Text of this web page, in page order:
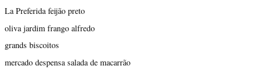
La Preferida feijão preto
oliva jardim frango alfredo
grands biscoitos
mercado despensa salada de macarrão